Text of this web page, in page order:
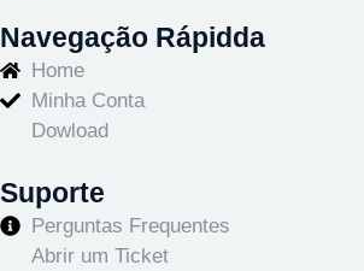
Navegação Rápidda
Home
Minha Conta
Dowload
Suporte
Perguntas Frequentes
Abrir um Ticket